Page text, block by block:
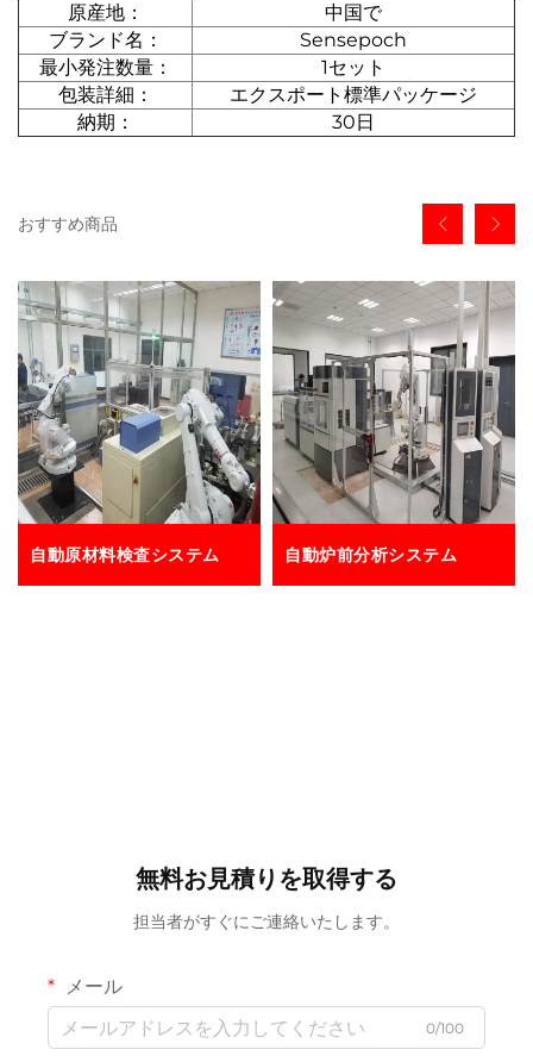
原産地：
中国で
ブランド名：
Sensepoch
最小発注数量：
1セット
包装詳細：
エクスポート標準パッケージ
納期：
30日
おすすめ商品
自動原材料検査システム 自動炉前分析システム
無料お見積りを取得する
担当者がすぐにご連絡いたします。
メール
0/100